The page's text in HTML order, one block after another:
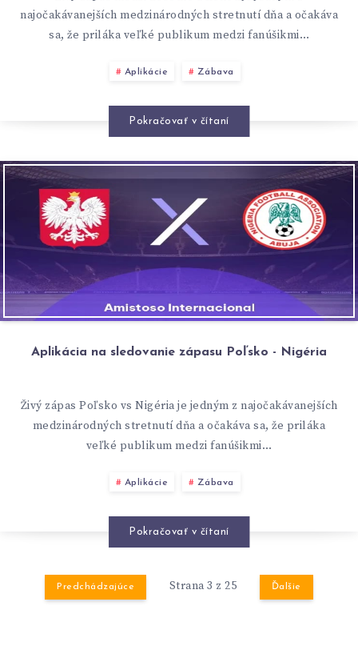
najočakávanejších medzinárodných stretnutí dňa a očakáva
sa, že priláka veľké publikum medzi fanúšikmi…
Aplikácie Zábava
Pokračovať v čítaní
Aplikácia na sledovanie zápasu Poľsko - Nigéria
Živý zápas Poľsko vs Nigéria je jedným z najočakávanejších
medzinárodných stretnutí dňa a očakáva sa, že priláka
veľké publikum medzi fanúšikmi…
Aplikácie Zábava
Pokračovať v čítaní
Predchádzajúce Strana 3 z 25 Ďalšie